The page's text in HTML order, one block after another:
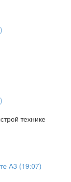
технике
А3 (19:07)